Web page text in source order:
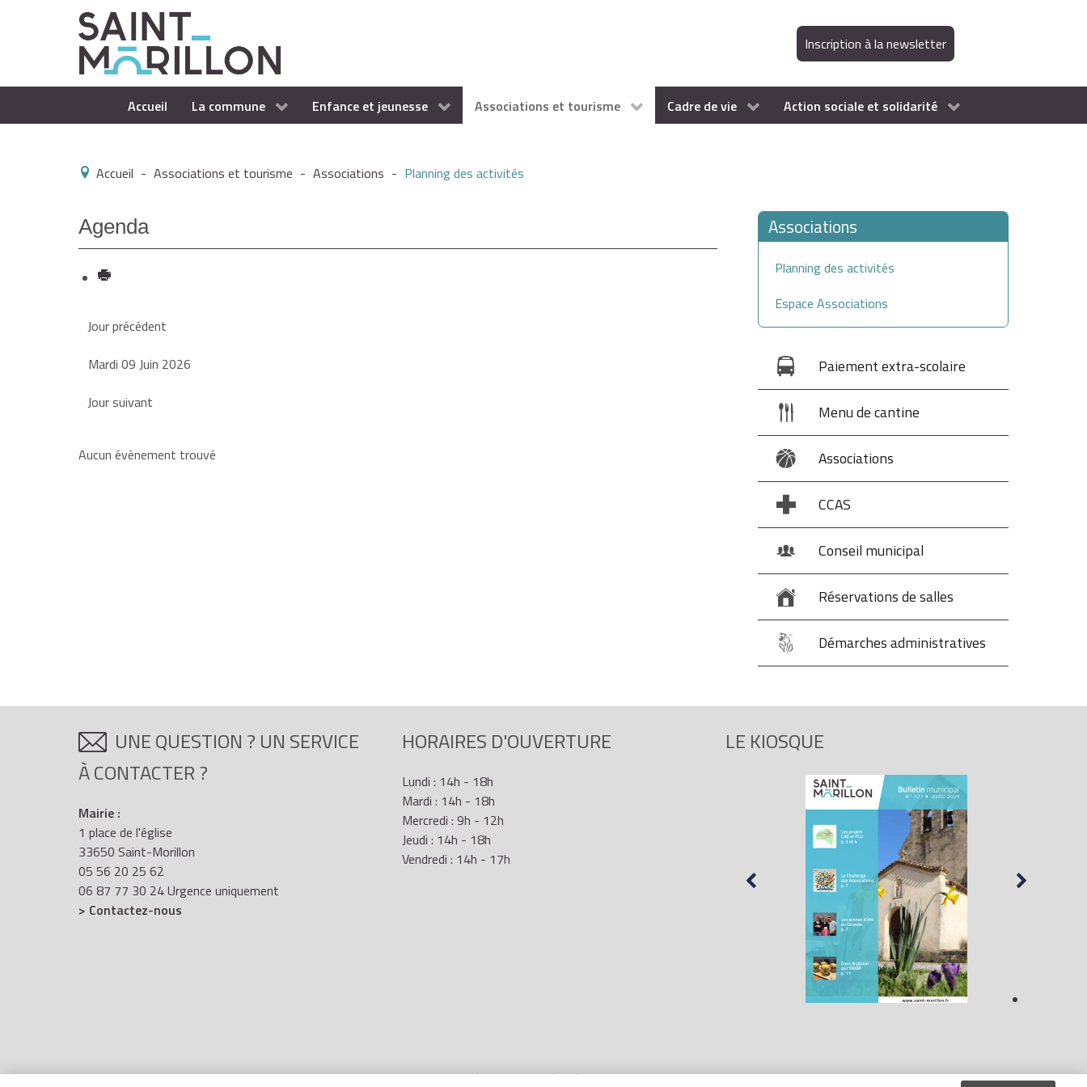
Inscription à la newsletter
Accueil La commune Enfance et jeunesse Associations et tourisme Cadre de vie Action sociale et solidarité
Accueil - Associations et tourisme - Associations - Planning des activités
Agenda
Jour précédent
Mardi 09 Juin 2026
Jour suivant
Aucun évènement trouvé
Associations
Planning des activités
Espace Associations
Paiement extra-scolaire
Menu de cantine
Associations
CCAS
Conseil municipal
Réservations de salles
Démarches administratives
UNE QUESTION ? UN SERVICE
À CONTACTER ?
Mairie :
1 place de l'église
33650 Saint-Morillon
05 56 20 25 62
06 87 77 30 24 Urgence uniquement
> Contactez-nous
HORAIRES D'OUVERTURE
Lundi : 14h - 18h
Mardi : 14h - 18h
Mercredi : 9h - 12h
Jeudi : 14h - 18h
Vendredi : 14h - 17h
LE KIOSQUE
Mentions Légales- Site réalisé parLR Marketing